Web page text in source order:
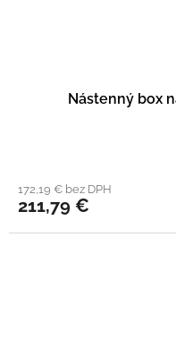
Nástenný box
172,19 € bez DPH
211,79 €